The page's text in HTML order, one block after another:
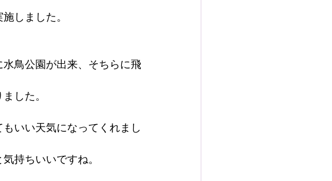
しました。
鳥公園が出来、そちらに飛
した。
いい天気になってくれまし
持ちいいですね。